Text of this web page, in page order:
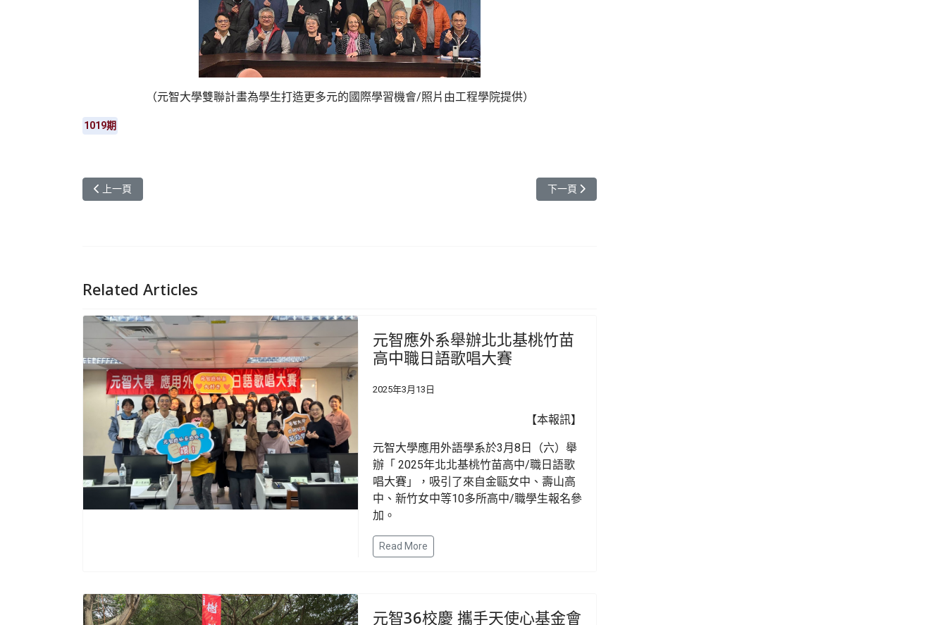
（元智大學雙聯計畫為學生打造更多元的國際學習機會/照片由工程學院提供）
1019期
上一篇文章: 元智大學護理科技挑戰與急救實踐營 學生體驗醫護科技魅力
上一頁 下一篇文章: 2025年第15屆國際綠色永續生物科技研討會於元智大學圓滿落幕
下一頁
Related Articles
元智應外系舉辦北北基桃竹苗
高中職日語歌唱大賽
2025年3月13日
【本報訊】
元智大學應用外語學系於3月8日（六）舉
辦「 2025年北北基桃竹苗高中/職日語歌
唱大賽」，吸引了來自金甌女中、壽山高
中、新竹女中等10多所高中/職學生報名參
加。
Read More
元智36校慶 攜手天使心基金會